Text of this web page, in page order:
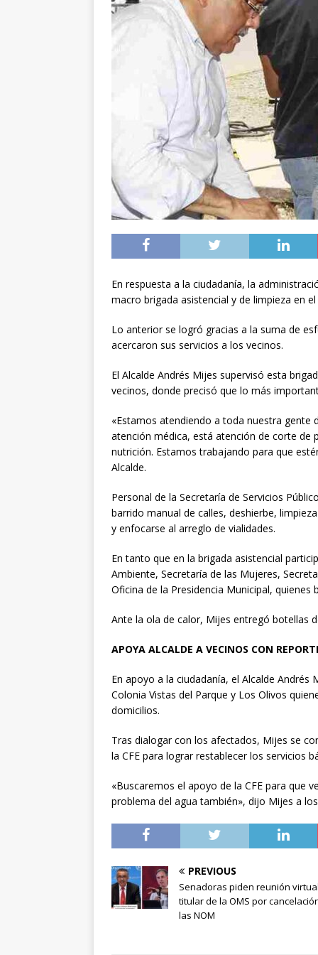
En respuesta a la ciudadanía, la
macro brigada asistencial y de limpieza en
Lo anterior se logró gracias a la suma de
acercaron sus servicios a los vecinos.
El Alcalde Andrés Mijes supervisó esta
vecinos, donde precisó que lo más
«Estamos atendiendo a toda nuestra
atención médica, está atención de corte de
nutrición. Estamos trabajando para que
Alcalde.
Personal de la Secretaría de Servicios
barrido manual de calles, deshierbe,
y enfocarse al arreglo de vialidades.
En tanto que en la brigada asistencial
Ambiente, Secretaría de las Mujeres,
Oficina de la Presidencia Municipal,
Ante la ola de calor, Mijes entregó botellas
APOYA ALCALDE A VECINOS CON
En apoyo a la ciudadanía, el Alcalde
Colonia Vistas del Parque y Los Olivos
domicilios.
Tras dialogar con los afectados, Mijes se
la CFE para lograr restablecer los servicios
«Buscaremos el apoyo de la CFE para que
problema del agua también», dijo Mijes a
PREVIOUS
Senadoras piden reunión
titular de la OMS por
las NOM